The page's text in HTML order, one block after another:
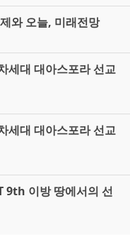
와 오늘, 미래전망
세대 대아스포라 선교
세대 대아스포라 선교
9th 이방 땅에서의 선